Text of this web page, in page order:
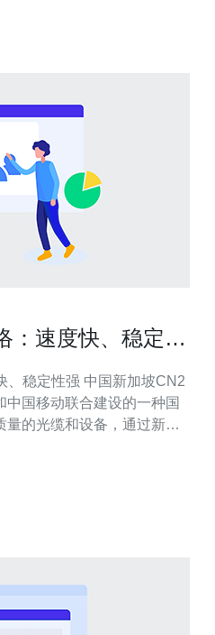
：速度快、稳定性
中国新加坡CN2
中国移动联合建设的一种国
量的光缆和设备，通过新加